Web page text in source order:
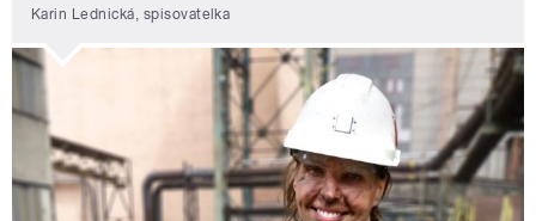
Karin Lednická, spisovatelka